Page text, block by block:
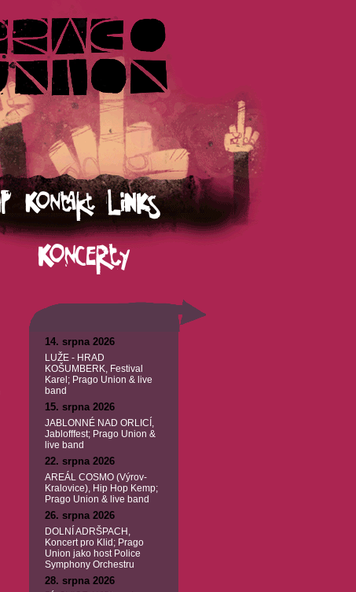
14. srpna 2026
LUŽE - HRAD
KOŠUMBERK, Festival
Karel; Prago Union & live
band
15. srpna 2026
JABLONNÉ NAD ORLICÍ,
Jablofffest; Prago Union &
live band
22. srpna 2026
AREÁL COSMO (Výrov-
Kralovice), Hip Hop Kemp;
Prago Union & live band
26. srpna 2026
DOLNÍ ADRŠPACH,
Koncert pro Klid; Prago
Union jako host Police
Symphony Orchestru
28. srpna 2026